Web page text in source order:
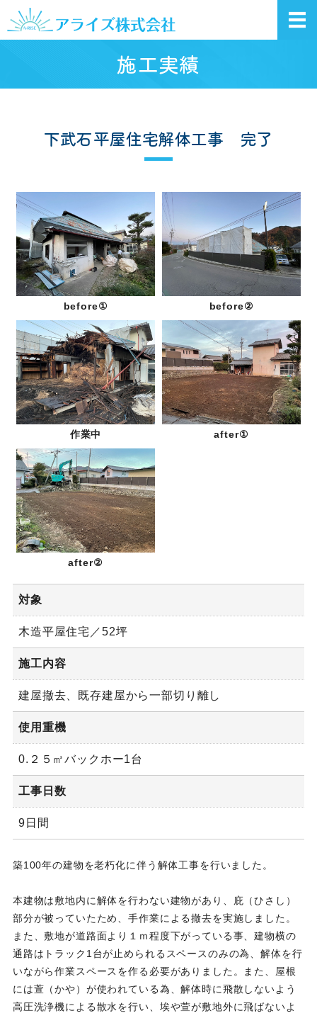
長野県松本市の
サービス案内
お問い合わせ
施工実績
下武石平屋住宅解体工事 完了
before① before②
作業中 after①
after②
対象
木造平屋住宅／52坪
施工内容
建屋撤去、既存建屋から一部切り離し
使用重機
0.２５㎥バックホー1台
工事日数
9日間
築100年の建物を老朽化に伴う解体工事を行いました。
本建物は敷地内に解体を行わない建物があり、庇（ひさし）
部分が被っていたため、手作業による撤去を実施しました。
また、敷地が道路面より１ｍ程度下がっている事、建物横の
通路はトラック1台が止められるスペースのみの為、解体を行
いながら作業スペースを作る必要がありました。また、屋根
には萱（かや）が使われている為、解体時に飛散しないよう
高圧洗浄機による散水を行い、埃や萱が敷地外に飛ばないよ